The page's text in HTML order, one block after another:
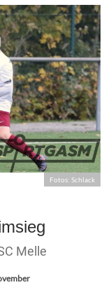
Fotos: Schlack
Melle